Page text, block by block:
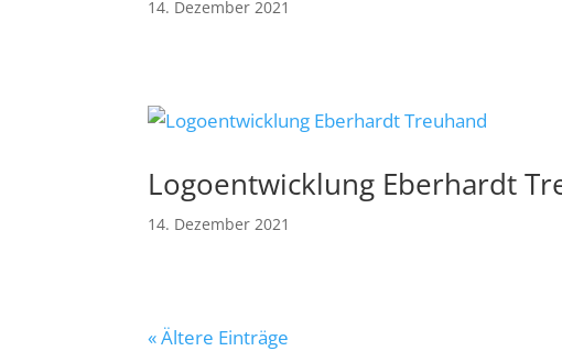
14. Dezember 2021
Logoentwicklung Eberhardt
14. Dezember 2021
« Ältere Einträge